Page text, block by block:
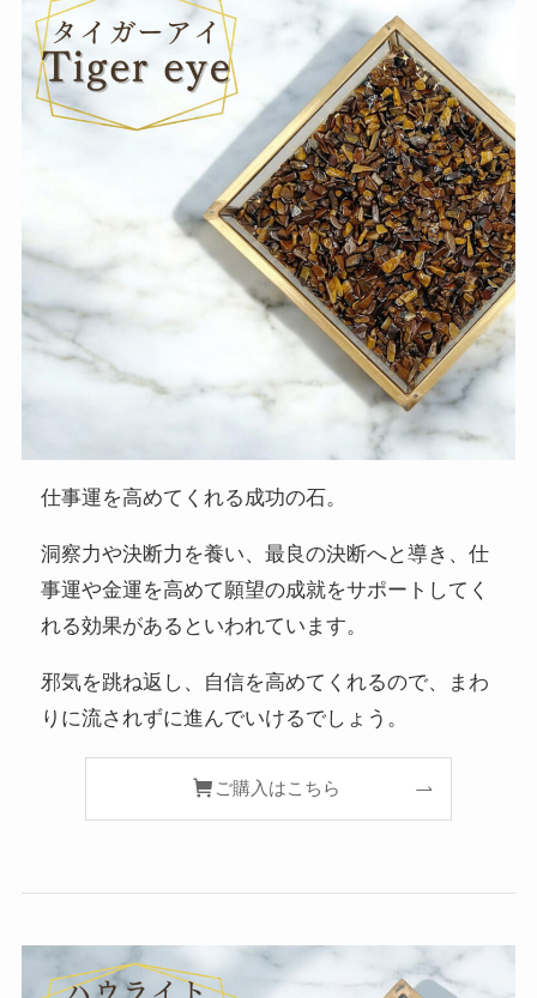
仕事運を高めてくれる成功の石。
洞察力や決断力を養い、最良の決断へと導き、仕
事運や金運を高めて願望の成就をサポートしてく
れる効果があるといわれています。
邪気を跳ね返し、自信を高めてくれるので、まわ
りに流されずに進んでいけるでしょう。
ご購入はこちら